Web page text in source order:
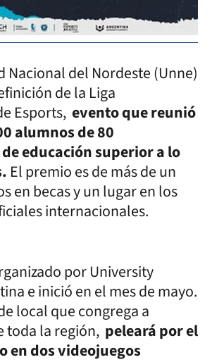
Nacional del Nordeste (Unne)
de la Liga
Esports, evento que reunió
alumnos de 80
educación superior a lo
El premio es de más de un
en becas y un lugar en los
internacionales.
por University
e inició en el mes de mayo.
local que congrega a
toda la región, peleará por el
en dos videojuegos